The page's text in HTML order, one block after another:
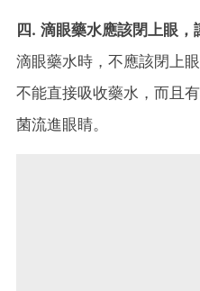
四. 滴眼藥水應該閉上眼，
滴眼藥水時，不應該閉上
不能直接吸收藥水，而且
菌流進眼睛。